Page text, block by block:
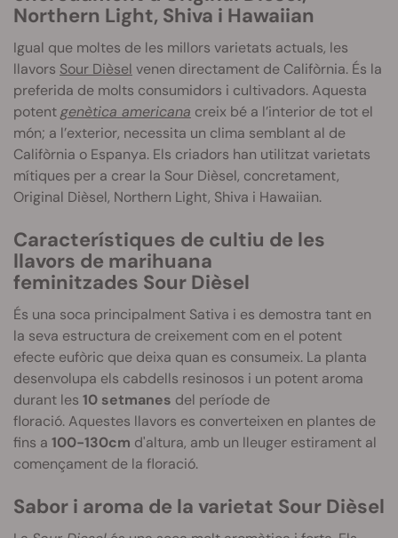
Northern Light, Shiva i Hawaiian
Igual que moltes de les millors varietats actuals, les
llavors Sour Dièsel venen directament de Califòrnia. És la
preferida de molts consumidors i cultivadors. Aquesta
potentgenètica americana creix bé a l’interior de tot el
món; a l’exterior, necessita un clima semblant al de
Califòrnia o Espanya. Els criadors han utilitzat varietats
mítiques per a crear la Sour Dièsel, concretament,
Original Dièsel, Northern Light, Shiva i Hawaiian.
Característiques de cultiu de les
llavors de marihuana
feminitzades Sour Dièsel
És una soca principalment Sativa i es demostra tant en
la seva estructura de creixement com en el potent
efecte eufòric que deixa quan es consumeix. La planta
desenvolupa els cabdells resinosos i un potent aroma
durant les 10 setmanes del període de
floració.Aquestes llavors es converteixen en plantes de
fins a 100-130cm d'altura, amb un lleuger estirament al
començament de la floració.
Sabor i aroma de la varietat Sour Dièsel